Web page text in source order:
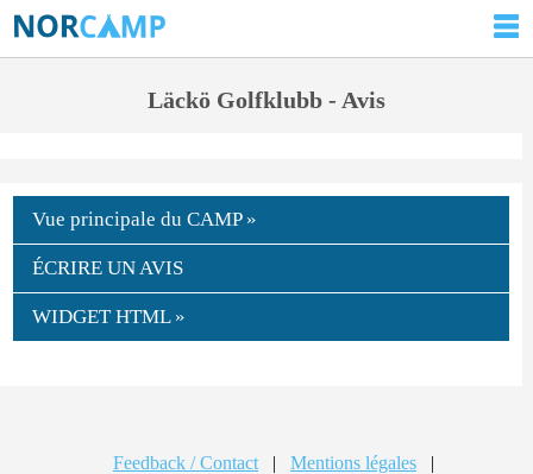
Läckö Golfklubb - Avis
Vue principale du CAMP »
ÉCRIRE UN AVIS
WIDGET HTML »
Feedback / Contact | Mentions légales
|